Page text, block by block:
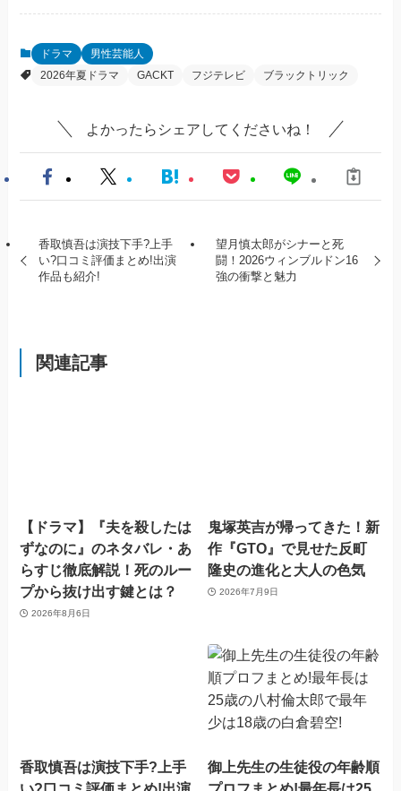
ドラマ
男性芸能人
2026年夏ドラマ
GACKT フジテレビ ブラックトリック
よかったらシェアしてくださいね！
香取慎吾は演技下手?上手
い?口コミ評価まとめ!出演
作品も紹介!
望月慎太郎がシナーと死
闘！2026ウィンブルドン16
強の衝撃と魅力
関連記事
【ドラマ】『夫を殺したは
ずなのに』のネタバレ・あ
らすじ徹底解説！死のルー
プから抜け出す鍵とは？
2026年8月6日
鬼塚英吉が帰ってきた！新
作『GTO』で見せた反町
隆史の進化と大人の色気
2026年7月9日
香取慎吾は演技下手?上手
御上先生の生徒役の年齢順